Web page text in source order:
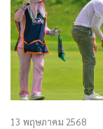
13 พฤษภาคม 2568